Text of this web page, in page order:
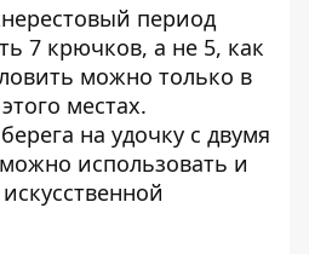
период
7 крючков, а не 5, как
можно только в
местах.
на удочку с двумя
использовать и